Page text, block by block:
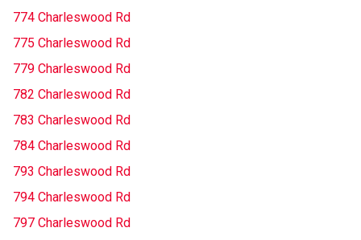
774 Charleswood Rd
775 Charleswood Rd
779 Charleswood Rd
782 Charleswood Rd
783 Charleswood Rd
784 Charleswood Rd
793 Charleswood Rd
794 Charleswood Rd
797 Charleswood Rd